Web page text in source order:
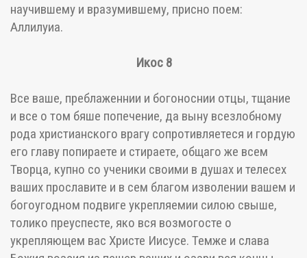
научившему и вразумившему, присно поем:
Аллилуиа.
Икос 8
Все ваше, преблаженнии и богоноснии отцы, тщание
и все о том бяше попечение, да выну всезлобному
рода христианского врагу сопротивляетеся и гордую
его главу попираете и стираете, общаго же всем
Творца, купно со ученики своими в душах и телесех
ваших прославите и в сем благом изволении вашем и
богоугодном подвиге укрепляемии силою свыше,
толико преуспесте, яко вся возмогосте о
укрепляющем вас Христе Иисусе. Темже и слава